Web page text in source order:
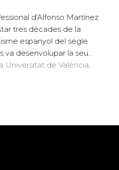
d'Alfonso Martínez
tres dècades de la
espanyol del segle
va desenvolupar la seu...
Universitat de València,